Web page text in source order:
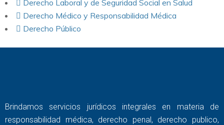
Derecho Laboral y de Seguridad Social en Salud
Derecho Médico y Responsabilidad Médica
Derecho Público
Brindamos servicios jurídicos integrales en materia de
responsabilidad médica, derecho penal, derecho publico,